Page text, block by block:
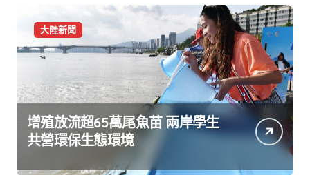
大陸新聞
增殖放流超65萬尾魚苗 兩岸學生
共營環保生態環境